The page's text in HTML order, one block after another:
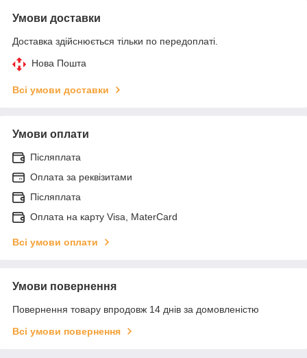
Умови доставки
Доставка здійснюється тільки по передоплаті.
Нова Пошта
Всі умови доставки
Умови оплати
Післяплата
Оплата за реквізитами
Післяплата
Оплата на карту Visa, MaterCard
Всі умови оплати
Умови повернення
Повернення товару впродовж 14 днів за домовленістю
Всі умови повернення